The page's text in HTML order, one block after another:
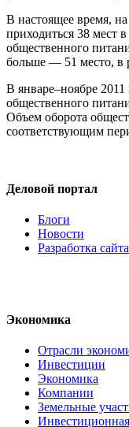
В настоящее время,
приходиться 38 мест
общественного
больше — 51 место, в
В январе–ноябре
общественного
Объем оборота
соответствующим
Деловой портал
Блоги
Новости
Разработка
Экономика
Отрасли
Инвестиции
Экономика
Компании
Земельные